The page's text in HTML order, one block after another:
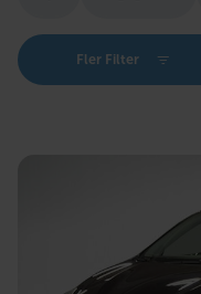
Fler Filter